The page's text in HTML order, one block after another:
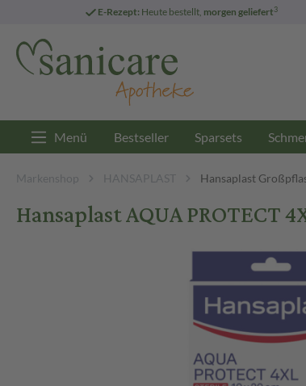
E-Rezept: Heute bestellt, morgen geliefert3
Menü Bestseller Sparsets
Markenshop HANSAPLAST Hansaplast
Hansaplast AQUA PROTECT